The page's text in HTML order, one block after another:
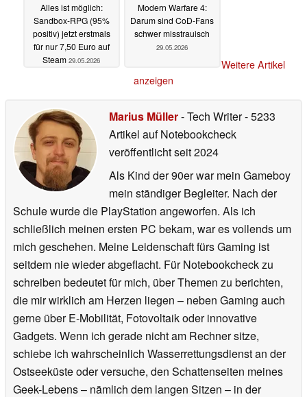
Alles ist möglich:
Sandbox-RPG (95%
positiv) jetzt erstmals
für nur 7,50 Euro auf
Steam 29.05.2026
Modern Warfare 4:
Darum sind CoD-Fans
schwer misstrauisch
29.05.2026
Weitere Artikel
anzeigen
Marius Müller- Tech Writer- 5233
Artikel auf Notebookcheck
veröffentlichtseit 2024
Als Kind der 90er war mein Gameboy
mein ständiger Begleiter. Nach der
Schule wurde die PlayStation angeworfen. Als ich
schließlich meinen ersten PC bekam, war es vollends um
mich geschehen. Meine Leidenschaft fürs Gaming ist
seitdem nie wieder abgeflacht. Für Notebookcheck zu
schreiben bedeutet für mich, über Themen zu berichten,
die mir wirklich am Herzen liegen – neben Gaming auch
gerne über E-Mobilität, Fotovoltaik oder innovative
Gadgets. Wenn ich gerade nicht am Rechner sitze,
schiebe ich wahrscheinlich Wasserrettungsdienst an der
Ostseeküste oder versuche, den Schattenseiten meines
Geek-Lebens – nämlich dem langen Sitzen – in der